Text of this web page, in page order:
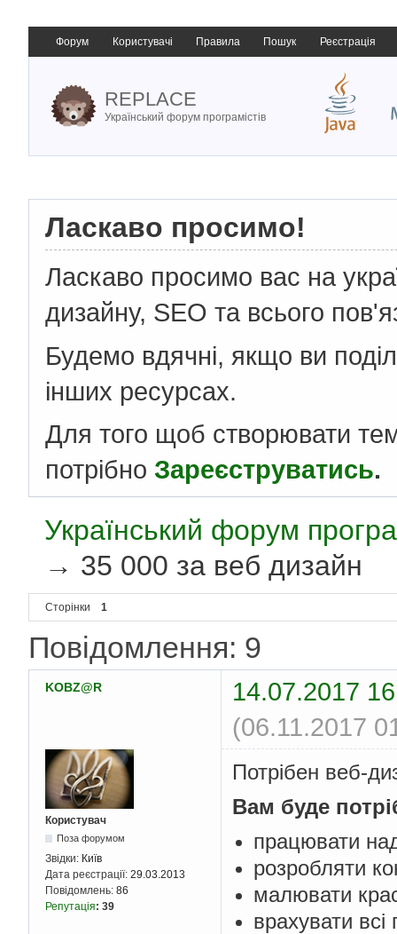
Форум Користувачі Правила Пошук Реєстрація
REPLACE
Український форум програмістів
Ласкаво просимо!
Ласкаво просимо вас на
дизайну, SEO та всього
Будемо вдячні, якщо ви
інших ресурсах.
Для того щоб створювати
потрібно Зареєструватись.
Український форум
→ 35 000 за веб дизайн
Сторінки 1
Повідомлення: 9
KOBZ@R
14.07.2017
(06.11.2017
Користувач
Поза форумом
Звідки: Київ
Дата реєстрації: 29.03.2013
Повідомлень: 86
Репутація: 39
Потрібен веб-
Вам буде
працювати
розробляти
малювати
врахувати